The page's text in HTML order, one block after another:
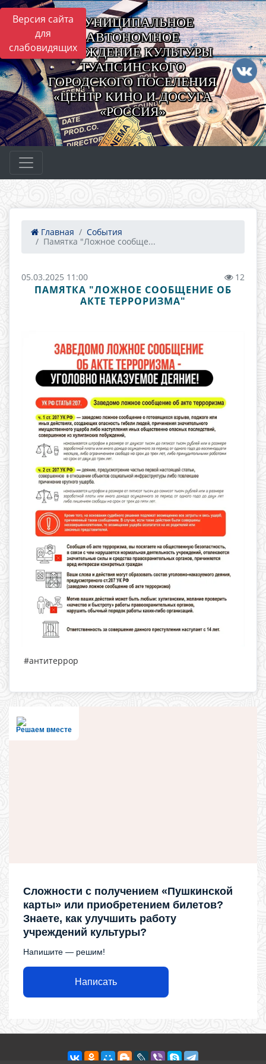
Версия сайта
для
слабовидящих
МУНИЦИПАЛЬНОЕ
АВТОНОМНОЕ
УЧРЕЖДЕНИЕ КУЛЬТУРЫ
ТУАПСИНСКОГО
ГОРОДСКОГО ПОСЕЛЕНИЯ
«ЦЕНТР КИНО И ДОСУГА
«РОССИЯ»
Главная
События
Памятка "Ложное сообще...
05.03.2025 11:00 12
ПАМЯТКА "ЛОЖНОЕ СООБЩЕНИЕ ОБ
АКТЕ ТЕРРОРИЗМА"
#антитеррор
Решаем вместе
Сложности с получением «Пушкинской
карты» или приобретением билетов?
Знаете, как улучшить работу
учреждений культуры?
Напишите — решим!
Написать